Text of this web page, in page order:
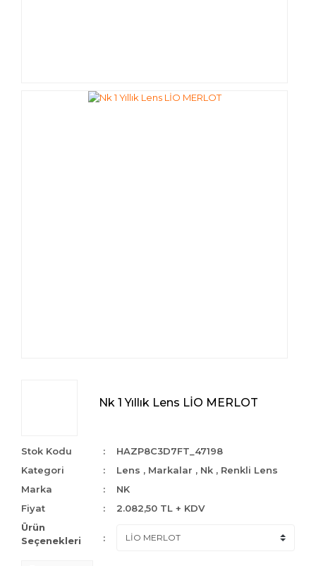
Nk 1 Yıllık Lens LİO MERLOT
Stok Kodu
HAZP8C3D7FT_47198
Kategori
Lens , Markalar , Nk , Renkli Lens
Marka
NK
Fiyat
2.082,50 TL + KDV
Ürün
Seçenekleri